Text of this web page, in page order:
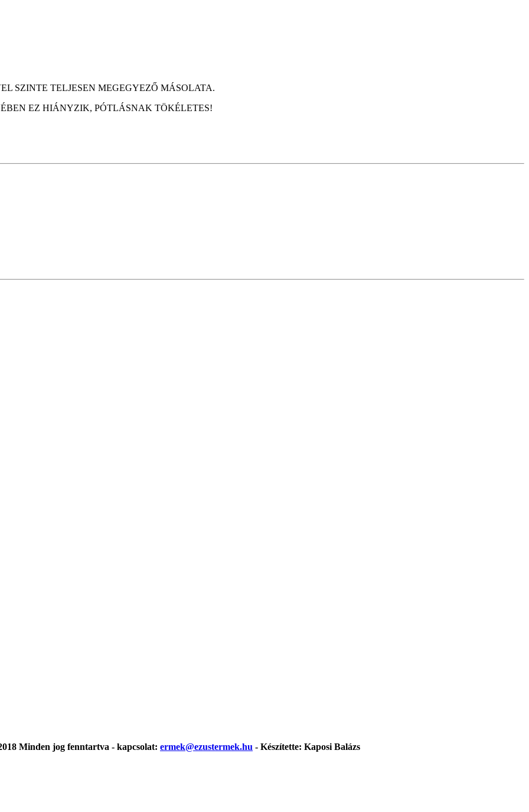
SZINTE TELJESEN MEGEGYEZŐ MÁSOLATA.
EZ HIÁNYZIK, PÓTLÁSNAK TÖKÉLETES!
Minden jog fenntartva - kapcsolat: ermek@ezustermek.hu - Készítette: Kaposi Balázs